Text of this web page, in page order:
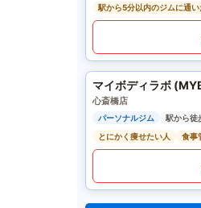
駅から5分以内のジムに通い
マイボディラボ
心斎橋店
パーソナルジム
駅から徒
とにかく痩せたい人
食事